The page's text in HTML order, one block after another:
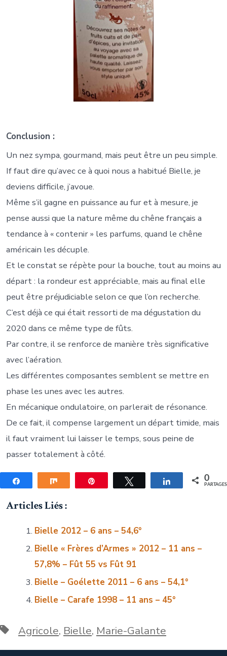
Conclusion :
Un nez sympa, gourmand, mais peut être un peu simple.
If faut dire qu’avec ce à quoi nous a habitué Bielle, je
deviens difficile, j’avoue.
Même s’il gagne en puissance au fur et à mesure, je
pense aussi que la nature même du chêne français a
tendance à « contenir » les parfums, quand le chêne
américain les décuple.
Et le constat se répète pour la bouche, tout au moins au
départ : la rondeur est appréciable, mais au final elle
peut être préjudiciable selon ce que l’on recherche.
C’est déjà ce qui était ressorti de ma dégustation du
2020 dans ce même type de fûts.
Par contre, il se renforce de manière très significative
avec l’aération.
Les différentes composantes semblent se mettre en
phase les unes avec les autres.
En mécanique ondulatoire, on parlerait de résonance.
De ce fait, il compense largement un départ timide, mais
il faut vraiment lui laisser le temps, sous peine de
passer totalement à côté.
Partagez Partagez Tweetez Partagez 0
PARTAGES
Articles Liés :
Bielle 2012 – 6 ans – 54,6°
Bielle « Frères d’Armes » 2012 – 11 ans –
57,8% – Fût 55 vs Fût 91
Bielle – Goélette 2011 – 6 ans – 54,1°
Bielle – Carafe 1998 – 11 ans – 45°
Étiquettes
Agricole, Bielle, Marie-Galante